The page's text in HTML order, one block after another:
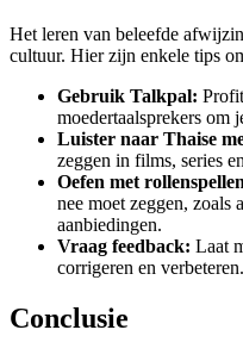
Het leren van beleefde
cultuur. Hier zijn enkele tips
Gebruik Talkpal:
moedertaalsprekers om
Luister naar Thaise
zeggen in films, series
Oefen met
nee moet zeggen,
aanbiedingen.
Vraag feedback: Laat
corrigeren en verbeteren.
Conclusie